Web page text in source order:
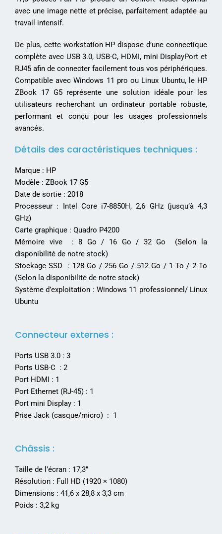
avec une image nette et précise, parfaitement adaptée au
travail intensif.
De plus, cette workstation HP dispose d’une connectique
complète avec USB 3.0, USB-C, HDMI, mini DisplayPort et
RJ45 afin de connecter facilement tous vos périphériques.
Compatible avec Windows 11 pro ou Linux Ubuntu, le HP
ZBook 17 G5 représente une solution idéale pour les
utilisateurs recherchant un ordinateur portable robuste,
performant et conçu pour les usages professionnels
avancés.
Détails des caractéristiques techniques :
Marque : HP
Modèle : ZBook 17 G5
Date de sortie : 2018
Processeur : Intel Core i7-8850H, 2,6 GHz (jusqu’à 4,3
GHz)
Carte graphique : Quadro P4200
Mémoire vive : 8 Go / 16 Go / 32 Go (Selon la
disponibilité de notre stock)
Stockage SSD : 128 Go / 256 Go / 512 Go / 1 To / 2 To
(Selon la disponibilité de notre stock)
Système d’exploitation : Windows 11 professionnel/ Linux
Ubuntu
Connecteur externes :
Ports USB 3.0 : 3
Ports USB-C : 2
Port HDMI : 1
Port Ethernet (RJ-45) : 1
Port mini Display : 1
Prise Jack (casque/micro) : 1
Châssis :
Taille de l’écran : 17,3″
Résolution : Full HD (1920 × 1080)
Dimensions : 41,6 x 28,8 x 3,3 cm
Poids : 3,2 kg